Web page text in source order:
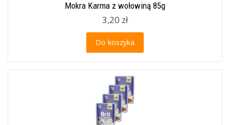
Mokra Karma z wołowiną 85g
3,20 zł
Do koszyka